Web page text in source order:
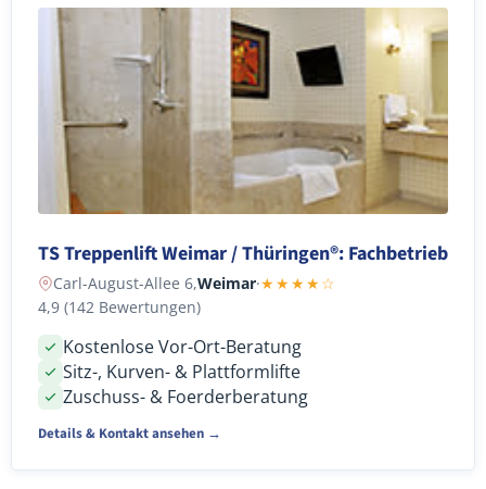
TS Treppenlift Weimar / Thüringen®: Fachbetrieb
Carl-August-Allee 6,Weimar·★★★★☆
4,9 (142 Bewertungen)
Kostenlose Vor-Ort-Beratung
Sitz-, Kurven- & Plattformlifte
Zuschuss- & Foerderberatung
Details & Kontakt ansehen →